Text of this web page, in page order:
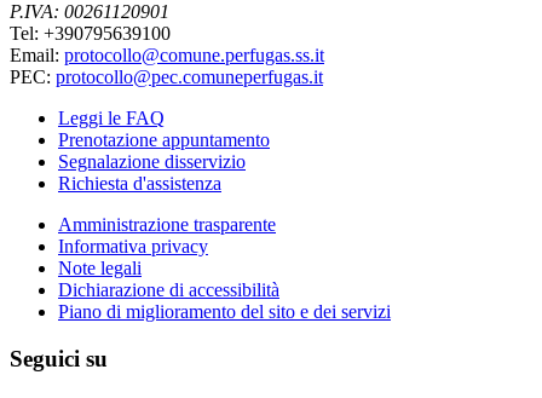
P.IVA: 00261120901
Tel: +390795639100
Email: protocollo@comune.perfugas.ss.it
PEC: protocollo@pec.comuneperfugas.it
Leggi le FAQ
Prenotazione appuntamento
Segnalazione disservizio
Richiesta d'assistenza
Amministrazione trasparente
Informativa privacy
Note legali
Dichiarazione di accessibilità
Piano di miglioramento del sito e dei servizi
Seguici su